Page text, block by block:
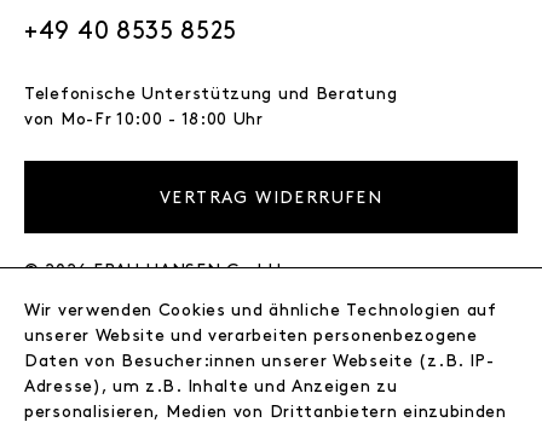
+49 40 8535 8525
Telefonische Unterstützung und Beratung
von Mo-Fr 10:00 - 18:00 Uhr
VERTRAG WIDERRUFEN
© 2026 FRAU HANSEN GmbH
Store
Journal
Wir
Wir verwenden Cookies und ähnliche Technologien auf
unserer Website und verarbeiten personenbezogene
Daten von Besucher:innen unserer Webseite (z.B. IP-
Adresse), um z.B. Inhalte und Anzeigen zu
personalisieren, Medien von Drittanbietern einzubinden